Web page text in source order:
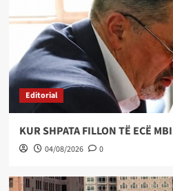
Editorial
KUR SHPATA FILLON TË ECË
04/08/2026 0